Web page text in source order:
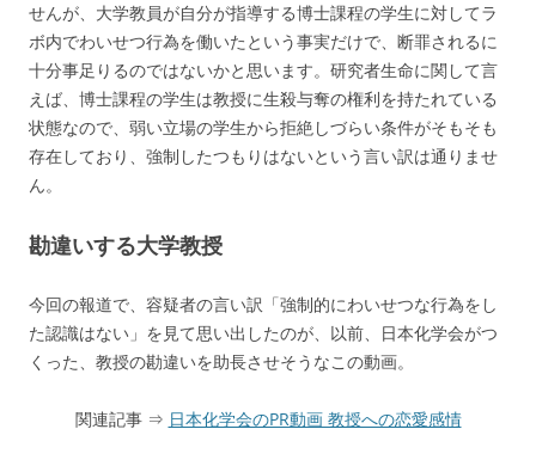
せんが、大学教員が自分が指導する博士課程の学生に対してラ
ボ内でわいせつ行為を働いたという事実だけで、断罪されるに
十分事足りるのではないかと思います。研究者生命に関して言
えば、博士課程の学生は教授に生殺与奪の権利を持たれている
状態なので、弱い立場の学生から拒絶しづらい条件がそもそも
存在しており、強制したつもりはないという言い訳は通りませ
ん。
勘違いする大学教授
今回の報道で、容疑者の言い訳「強制的にわいせつな行為をし
た認識はない」を見て思い出したのが、以前、日本化学会がつ
くった、教授の勘違いを助長させそうなこの動画。
関連記事 ⇒ 日本化学会のPR動画 教授への恋愛感情